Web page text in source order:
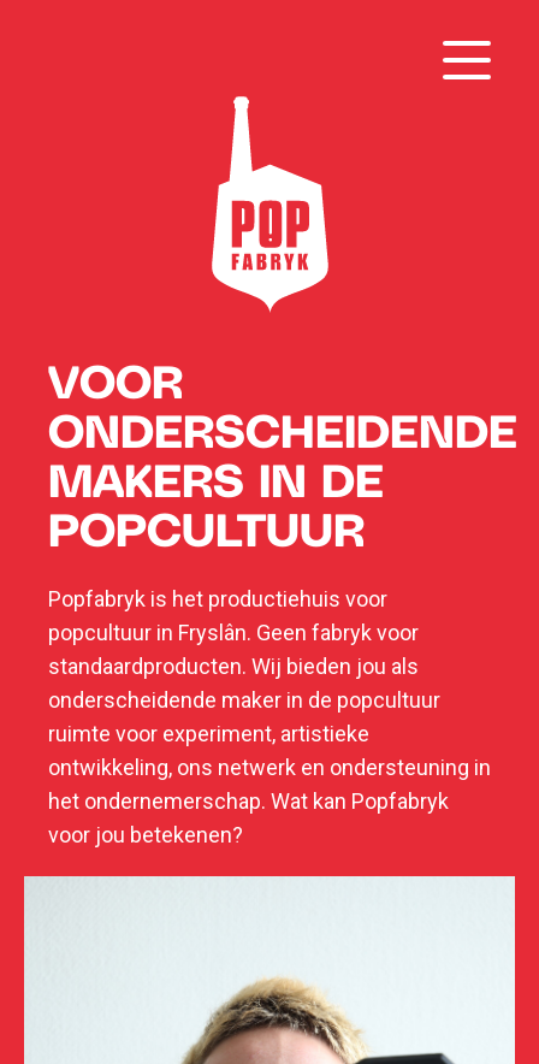
VOOR
ONDERSCHEIDENDE
MAKERS IN DE
POPCULTUUR
Popfabryk is het productiehuis voor
popcultuur in Fryslân. Geen fabryk voor
standaardproducten. Wij bieden jou als
onderscheidende maker in de popcultuur
ruimte voor experiment, artistieke
ontwikkeling, ons netwerk en ondersteuning in
het ondernemerschap. Wat kan Popfabryk
voor jou betekenen?